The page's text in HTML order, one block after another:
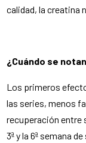
calidad, la creatina
¿Cuándo se
Los primeros
las series, menos
recuperación entre
3ª y la 6ª semana